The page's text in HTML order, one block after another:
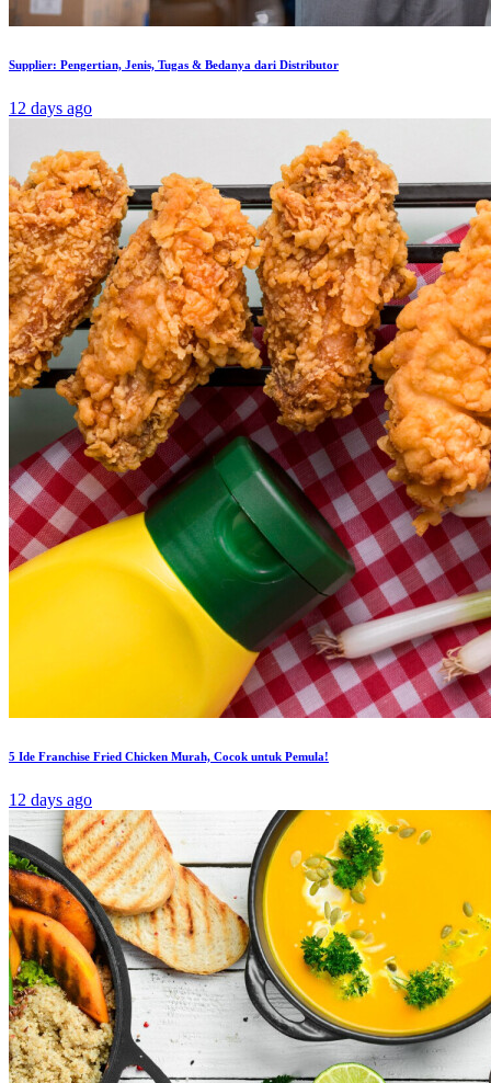
Supplier: Pengertian, Jenis, Tugas & Bedanya dari Distributor
12 days ago
5 Ide Franchise Fried Chicken Murah, Cocok untuk Pemula!
12 days ago